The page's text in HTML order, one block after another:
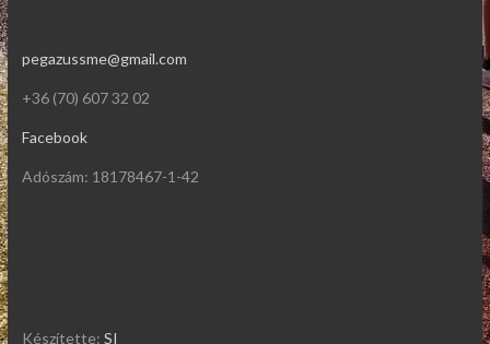
pegazussme@gmail.com
+36 (70) 607 32 02
Facebook
Adószám: 18178467-1-42
Készítette: SI